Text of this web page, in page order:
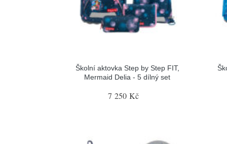
Školní aktovka Step by Step FIT,
Mermaid Delia - 5 dílný set
7 250 Kč